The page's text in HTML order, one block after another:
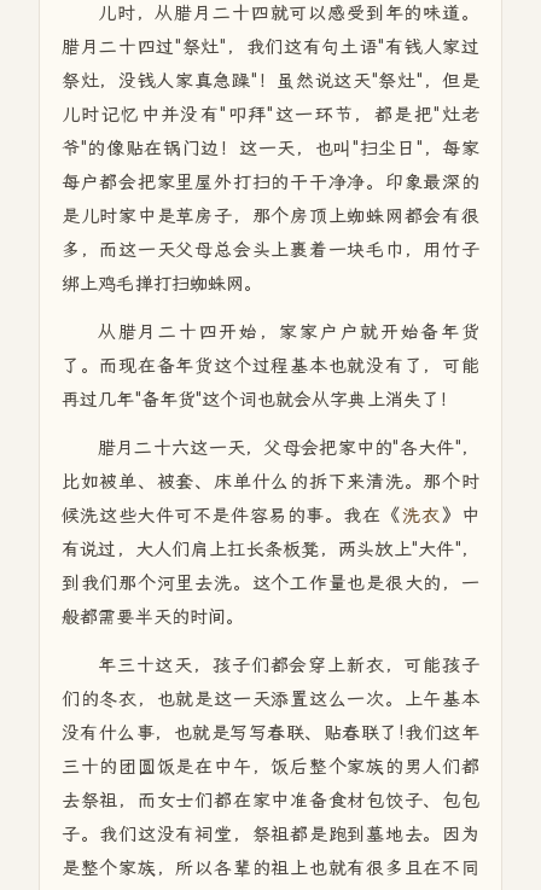
儿时，从腊月二十四就可以感受到年的味道。
腊月二十四过"祭灶"，我们这有句土语"有钱人家过
祭灶，没钱人家真急躁"！虽然说这天"祭灶"，但是
儿时记忆中并没有"叩拜"这一环节，都是把"灶老
爷"的像贴在锅门边！这一天，也叫"扫尘日"，每家
每户都会把家里屋外打扫的干干净净。印象最深的
是儿时家中是草房子，那个房顶上蜘蛛网都会有很
多，而这一天父母总会头上裹着一块毛巾，用竹子
绑上鸡毛掸打扫蜘蛛网。
从腊月二十四开始，家家户户就开始备年货
了。而现在备年货这个过程基本也就没有了，可能
再过几年"备年货"这个词也就会从字典上消失了！
腊月二十六这一天，父母会把家中的"各大件"，
比如被单、被套、床单什么的拆下来清洗。那个时
候洗这些大件可不是件容易的事。我在《洗衣》中
有说过，大人们肩上扛长条板凳，两头放上"大件"，
到我们那个河里去洗。这个工作量也是很大的，一
般都需要半天的时间。
年三十这天，孩子们都会穿上新衣，可能孩子
们的冬衣，也就是这一天添置这么一次。上午基本
没有什么事，也就是写写春联、贴春联了!我们这年
三十的团圆饭是在中午，饭后整个家族的男人们都
去祭祖，而女士们都在家中准备食材包饺子、包包
子。我们这没有祠堂，祭祖都是跑到墓地去。因为
是整个家族，所以各辈的祖上也就有很多且在不同